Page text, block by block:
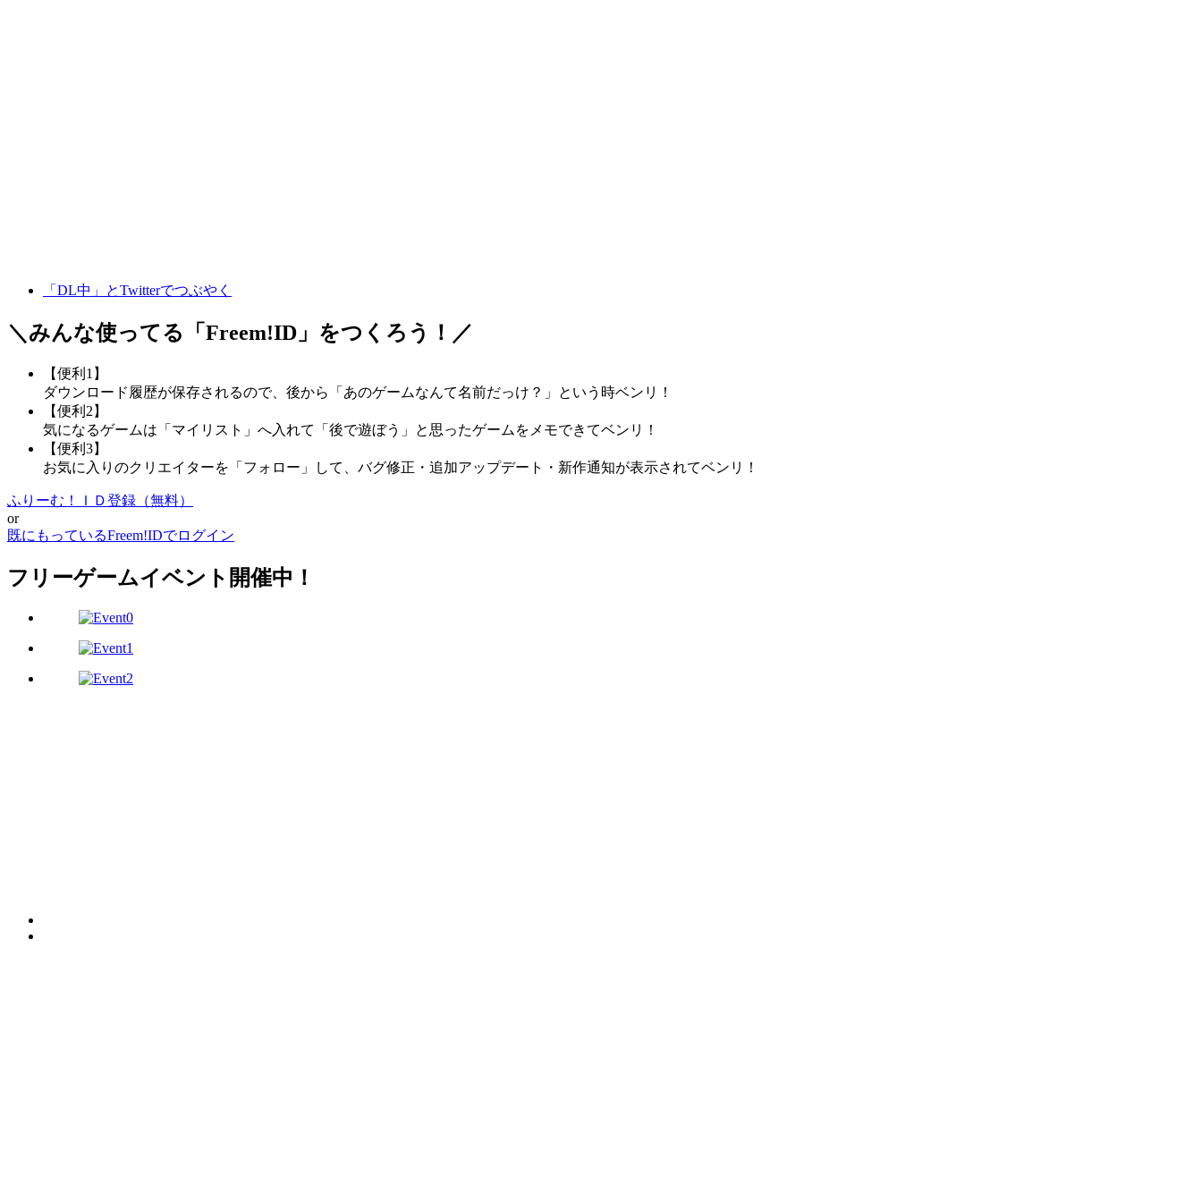
「DL中」とTwitterでつぶやく
＼みんな使ってる「 Freem!ID 」をつくろう！／
【便利1】
ダウンロード履歴が保存されるので、後から「あのゲームなんて名前だっけ？」という時ベンリ！
【便利2】
気になるゲームは「マイリスト」へ入れて「後で遊ぼう」と思ったゲームをメモできてベンリ！
【便利3】
お気に入りのクリエイターを「フォロー」して、バグ修正・追加アップデート・新作通知が表示されてベンリ！
ふりーむ！ＩＤ登録（無料）
or
既にもっているFreem!IDでログイン
フリーゲームイベント開催中！